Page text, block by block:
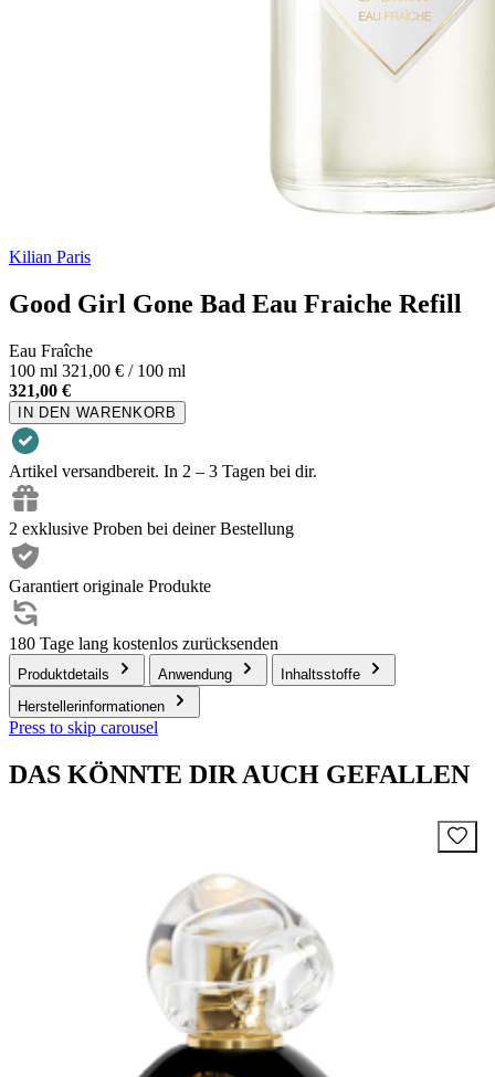
Kilian Paris
Good Girl Gone Bad Eau Fraiche Refill
Eau Fraîche
100 ml 321,00 € / 100 ml
321,00 €
IN DEN WARENKORB
Artikel versandbereit. In 2 – 3 Tagen bei dir.
2 exklusive Proben bei deiner Bestellung
Garantiert originale Produkte
180 Tage lang kostenlos zurücksenden
Produktdetails Anwendung
Inhaltsstoffe
Herstellerinformationen
Press to skip carousel
DAS KÖNNTE DIR AUCH GEFALLEN